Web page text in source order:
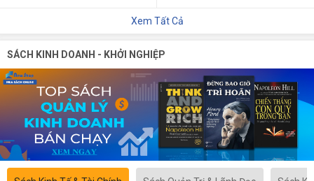
Xem Tất Cả
SÁCH KINH DOANH - KHỞI NGHIỆP